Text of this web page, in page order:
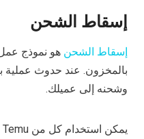
إسقاط الشحن
إسقاط الشحن هو نموذج
بالمخزون. عند حدوث عملية
وشحنه إلى عميلك.